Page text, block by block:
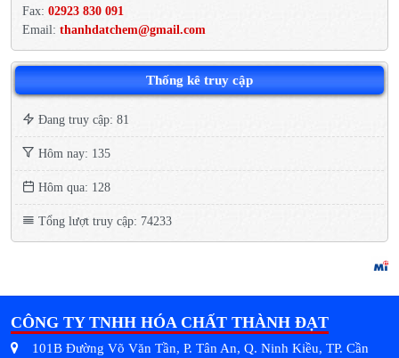
Fax: 02923 830 091
Email: thanhdatchem@gmail.com
Thống kê truy cập
Đang truy cập: 81
Hôm nay: 135
Hôm qua: 128
Tổng lượt truy cập: 74233
CÔNG TY TNHH HÓA CHẤT THÀNH ĐẠT
101B Đường Võ Văn Tần, P. Tân An, Q. Ninh Kiều, TP. Cần